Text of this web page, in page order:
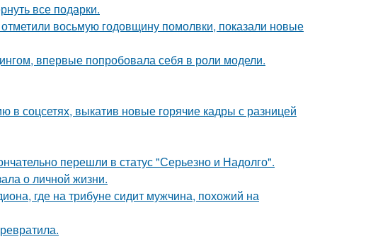
все подарки.
восьмую годовщину помолвки, показали новые
впервые попробовала себя в роли модели.
в соцсетях, выкатив новые горячие кадры с разницей
перешли в статус "Серьезно и Надолго".
о личной жизни.
где на трибуне сидит мужчина, похожий на